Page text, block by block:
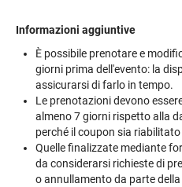
Informazioni aggiuntive
È possibile prenotare e
giorni prima dell'evento: la
assicurarsi di farlo in tempo.
Le prenotazioni devono
almeno 7 giorni rispetto alla
perché il coupon sia
Quelle finalizzate mediante
da considerarsi richieste di
o annullamento da parte